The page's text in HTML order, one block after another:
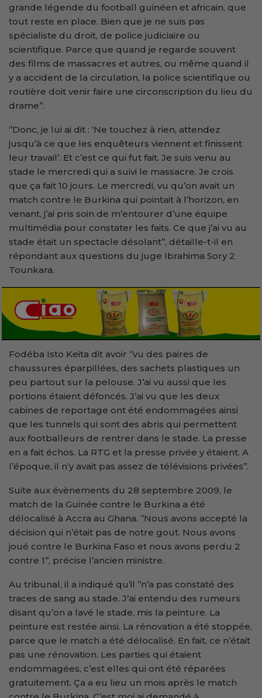
grande légende du football guinéen et africain, que
tout reste en place. Bien que je ne suis pas
spécialiste du droit, de police judiciaire ou
scientifique. Parce que quand je regarde souvent
des films de massacres et autres, ou même quand il
y a accident de la circulation, la police scientifique ou
routière doit venir faire une circonscription du lieu du
drame’’.
‘’Donc, je lui ai dit : ‘Ne touchez à rien, attendez
jusqu’à ce que les enquêteurs viennent et finissent
leur travail’. Et c’est ce qui fut fait. Je suis venu au
stade le mercredi qui a suivi le massacre. Je crois
que ça fait 10 jours. Le mercredi, vu qu’on avait un
match contre le Burkina qui pointait à l’horizon, en
venant, j’ai pris soin de m’entourer d’une équipe
multimédia pour constater les faits. Ce que j’ai vu au
stade était un spectacle désolant’’, détaille-t-il en
répondant aux questions du juge Ibrahima Sory 2
Tounkara.
Fodéba Isto Keita dit avoir ‘’vu des paires de
chaussures éparpillées, des sachets plastiques un
peu partout sur la pelouse. J’ai vu aussi que les
portions étaient défoncés. J’ai vu que les deux
cabines de reportage ont été endommagées ainsi
que les tunnels qui sont des abris qui permettent
aux footballeurs de rentrer dans le stade. La presse
en a fait échos. La RTG et la presse privée y étaient. A
l’époque, il n’y avait pas assez de télévisions privées’’.
Suite aux évènements du 28 septembre 2009, le
match de la Guinée contre le Burkina a été
délocalisé à Accra au Ghana. ‘’Nous avons accepté la
décision qui n’était pas de notre gout. Nous avons
joué contre le Burkina Faso et nous avons perdu 2
contre 1’’, précise l’ancien ministre.
Au tribunal, il a indiqué qu’il ‘’n’a pas constaté des
traces de sang au stade. J’ai entendu des rumeurs
disant qu’on a lavé le stade, mis la peinture. La
peinture est restée ainsi. La rénovation a été stoppée,
parce que le match a été délocalisé. En fait, ce n’était
pas une rénovation. Les parties qui étaient
endommagées, c’est elles qui ont été réparées
gratuitement. Ça a eu lieu un mois après le match